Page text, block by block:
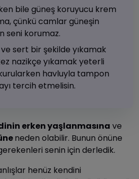
bile güneş koruyucu krem
çünkü camlar güneşin
seni korumaz.
ve sert bir şekilde yıkamak
nazikçe yıkamak yeterli
havluyla tampon
tercih etmelisin.
erken yaşlanmasına ve
neden olabilir. Bunun önüne
senin için derledik.
henüz kendini